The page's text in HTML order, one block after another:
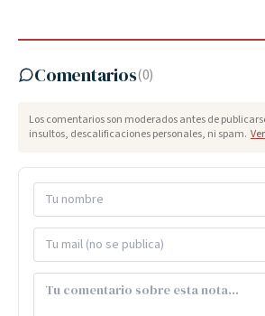
Comentarios(0)
Los comentarios son moderados antes de
insultos, descalificaciones personales, ni spam.